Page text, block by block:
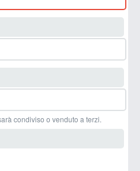
condiviso o venduto a terzi.